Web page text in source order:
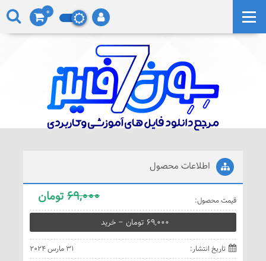
اطلاعات محصول
قيمت محصول: 69,000تومان
69,000 تومان – خريد
تاريخ انتشار:
31 مارس 2024
0